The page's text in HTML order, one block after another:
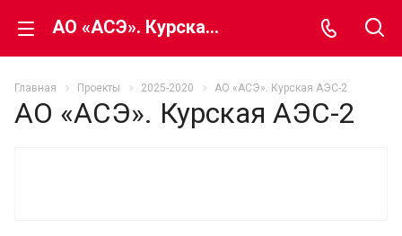
АО «АСЭ». Курская АЭС-2
Главная Проекты 2025-2020 АО «АСЭ». Курская АЭС-2
АО «АСЭ». Курская АЭС-2